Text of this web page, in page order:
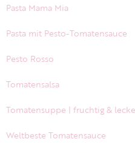
Pasta Mama Mia
Pasta mit Pesto-Tomatensauce
Pesto Rosso
Tomatensalsa
Tomatensuppe | fruchtig &
Weltbeste Tomatensauce